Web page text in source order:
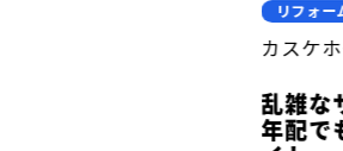
リフォー
カスケ
乱雑な
年配で